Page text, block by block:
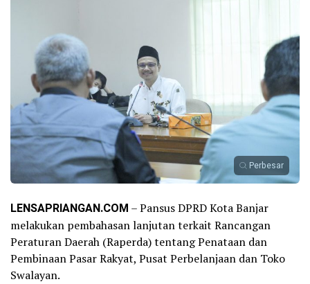
Perbesar
LENSAPRIANGAN.COM – Pansus DPRD Kota Banjar
melakukan pembahasan lanjutan terkait Rancangan
Peraturan Daerah (Raperda) tentang Penataan dan
Pembinaan Pasar Rakyat, Pusat Perbelanjaan dan Toko
Swalayan.